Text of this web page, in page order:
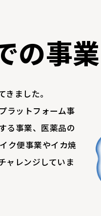
の事業
ました。
ラットフォーム事
る事業、医薬品の
ク便事業やイカ焼
ャレンジしていま